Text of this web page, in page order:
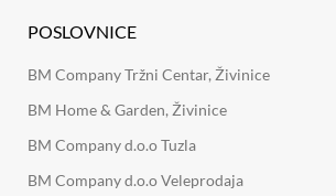
POSLOVNICE
BM Company Tržni Centar, Živinice
BM Home & Garden, Živinice
BM Company d.o.o Tuzla
BM Company d.o.o Veleprodaja